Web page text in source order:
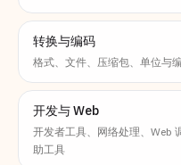
转换与编码
格式、文件、压缩包、单位与
开发与 Web
开发者工具、网络处理、Web
助工具